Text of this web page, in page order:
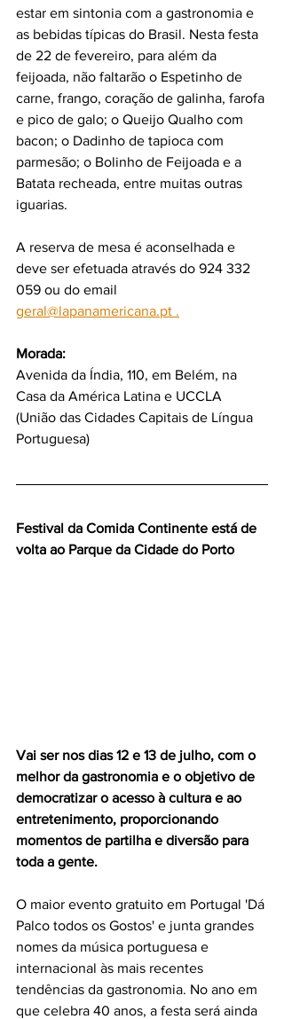
estar em sintonia com a gastronomia e
as bebidas típicas do Brasil. Nesta festa
de 22 de fevereiro, para além da
feijoada, não faltarão o Espetinho de
carne, frango, coração de galinha, farofa
e pico de galo; o Queijo Qualho com
bacon; o Dadinho de tapioca com
parmesão; o Bolinho de Feijoada e a
Batata recheada, entre muitas outras
iguarias.
A reserva de mesa é aconselhada e
deve ser efetuada através do 924 332
059 ou do email
geral@lapanamericana.pt .
Morada:
Avenida da Índia, 110, em Belém, na
Casa da América Latina e UCCLA
(União das Cidades Capitais de Língua
Portuguesa)
Festival da Comida Continente está de
volta ao Parque da Cidade do Porto
Vai ser nos dias 12 e 13 de julho, com o
melhor da gastronomia e o objetivo de
democratizar o acesso à cultura e ao
entretenimento, proporcionando
momentos de partilha e diversão para
toda a gente.
O maior evento gratuito em Portugal 'Dá
Palco todos os Gostos' e junta grandes
nomes da música portuguesa e
internacional às mais recentes
tendências da gastronomia. No ano em
que celebra 40 anos, a festa será ainda